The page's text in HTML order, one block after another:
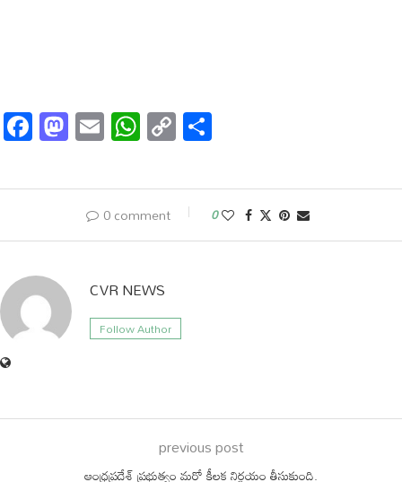
Facebook
Mastodon
EmailWhatsApp
Copy
Link
0 comment 0
CVR NEWS
Follow Author
previous post
ఆంధ్రప్రదేశ్ ప్రభుత్వం మరో కీలక నిర్ణయం తీసుకుంది.